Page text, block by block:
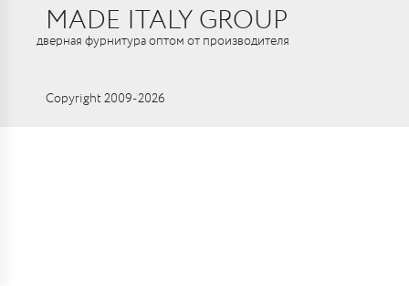
MADE ITALY GROUP
дверная фурнитура оптом от производителя
Copyright 2009-2026